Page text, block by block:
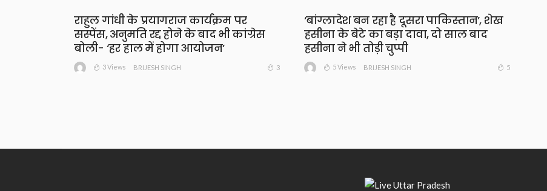
राहुल गांधी के प्रयागराज कार्यक्रम पर
सस्पेंस, अनुमति रद्द होने के बाद भी कांग्रेस
बोली- ‘हर हाल में होगा आयोजन’
3 Views BRIJESH SINGH 3
‘बांग्लादेश बन रहा है दूसरा पाकिस्तान’, शेख
हसीना के बेटे का बड़ा दावा, दो साल बाद
हसीना ने भी तोड़ी चुप्पी
5 Views BRIJESH SINGH 5